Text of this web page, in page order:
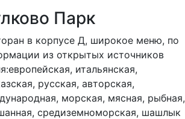
Парк
в корпусе Д, широкое меню, по
из открытых источников
итальянская,
русская, авторская,
морская, мясная, рыбная,
средиземноморская, шашлык